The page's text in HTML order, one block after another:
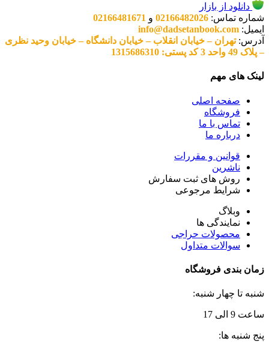
دانلود از بازار
شماره تماس: 02166482026 و 02166481671
ایمیل: info@dadsetanbook.com
آدرس:تهران – خیابان انقلاب – خیابان دانشگاه – خیابان وحید نظری
– پلاک 49 واحد 3 کد پستی: 1315686310
لینک های مهم
صفحه اصلی
فروشگاه
تماس با ما
درباره ما
قوانین و مقررات
ناشرین
روش های ثبت سفارش
شرایط مرجوعی
وبلاگ
نمایندگی ها
محصولات حراجی
سوالات متداول
زمان بندی فروشگاه
شنبه تا چهار شنبه:
ساعت 9 الی 17
پنج شنبه ها: